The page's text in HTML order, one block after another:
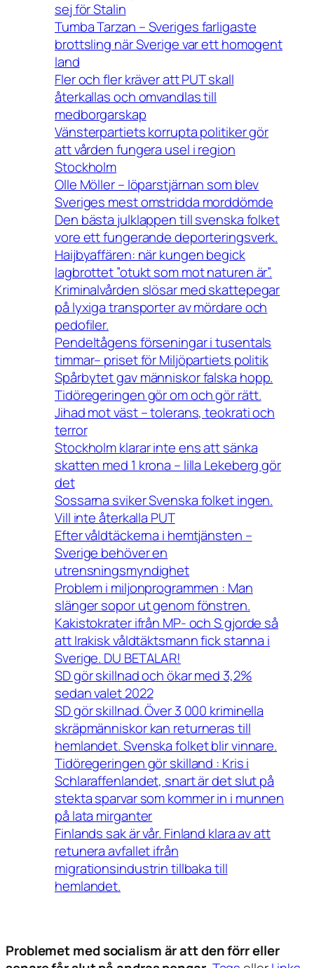
sej för Stalin
Tumba Tarzan – Sveriges farligaste
brottsling när Sverige var ett homogent
land
Fler och fler kräver att PUT skall
återkallas och omvandlas till
medborgarskap
Vänsterpartiets korrupta politiker gör
att vården fungera usel i region
Stockholm
Olle Möller – löparstjärnan som blev
Sveriges mest omstridda morddömde
Den bästa julklappen till svenska folket
vore ett fungerande deporteringsverk.
Haijbyaffären: när kungen begick
lagbrottet ”otukt som mot naturen är”.
Kriminalvården slösar med skattepegar
på lyxiga transporter av mördare och
pedofiler.
Pendeltågens förseningar i tusentals
timmar– priset för Miljöpartiets politik
Spårbytet gav människor falska hopp.
Tidöregeringen gör om och gör rätt.
Jihad mot väst – tolerans, teokrati och
terror
Stockholm klarar inte ens att sänka
skatten med 1 krona – lilla Lekeberg gör
det
Sossarna sviker Svenska folket ingen.
Vill inte återkalla PUT
Efter våldtäckerna i hemtjänsten –
Sverige behöver en
utrensningsmyndighet
Problem i miljonprogrammen : Man
slänger sopor ut genom fönstren.
Kakistokrater ifrån MP- och S gjorde så
att Irakisk våldtäktsmann fick stanna i
Sverige. DU BETALAR!
SD gör skillnad och ökar med 3,2%
sedan valet 2022
SD gör skillnad. Över 3 000 kriminella
skräpmänniskor kan returneras till
hemlandet. Svenska folket blir vinnare.
Tidöregeringen gör skilland : Kris i
Schlaraffenlandet, snart är det slut på
stekta sparvar som kommer in i munnen
på lata mirganter
Finlands sak är vår. Finland klara av att
retunera avfallet ifrån
migrationsindustrin tillbaka till
hemlandet.
Problemet med socialism är att den förr eller